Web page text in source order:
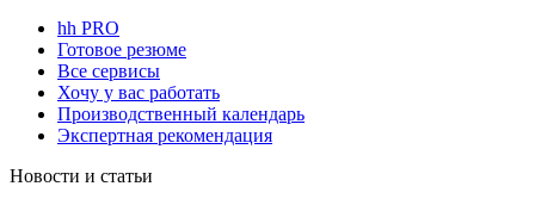
hh PRO
Готовое резюме
Все сервисы
Хочу у вас работать
Производственный календарь
Экспертная рекомендация
Новости и статьи